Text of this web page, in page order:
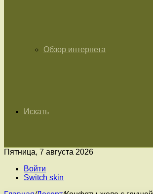
Обзор интернета
Искать
Пятница, 7 августа 2026
Войти
Switch skin